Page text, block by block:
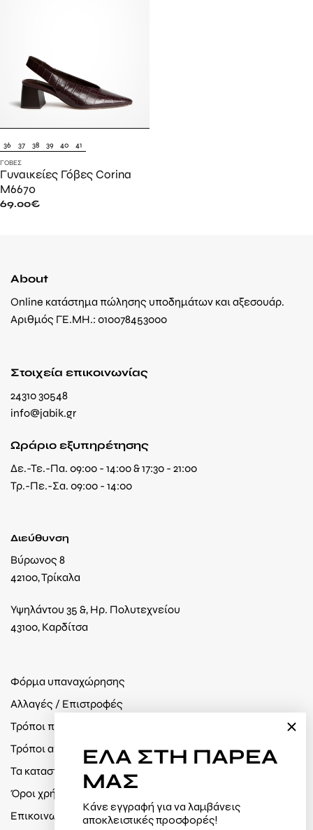
36 37 38 39 40 41
ΓΌΒΕΣ
Γυναικείες Γόβες Corina
M6670
69.00€
About
Online κατάστημα πώλησης υποδημάτων και αξεσουάρ.
Αριθμός ΓΕ.ΜΗ.: 010078453000
Στοιχεία επικοινωνίας
24310 30548
info@jabik.gr
Ωράριο εξυπηρέτησης
Δε.-Τε.-Πα. 09:00 - 14:00 & 17:30 - 21:00
Τρ.-Πε.-Σα. 09:00 - 14:00
Διεύθυνση
Βύρωνος 8
42100, Τρίκαλα
Υψηλάντου 35 &, Ηρ. Πολυτεχνείου
43100, Καρδίτσα
Φόρμα υπαναχώρησης
Αλλαγές / Επιστροφές
Τρόποι πληρωμής
Τρόποι αποστολής
Τα καταστήματά μας
Όροι χρήσης / Πολιτική απορρήτου
Επικοινωνία
ΕΛΑ ΣΤΗ ΠΑΡΕΑ
ΜΑΣ
Κάνε εγγραφή για να λαμβάνεις
αποκλειστικές προσφορές!